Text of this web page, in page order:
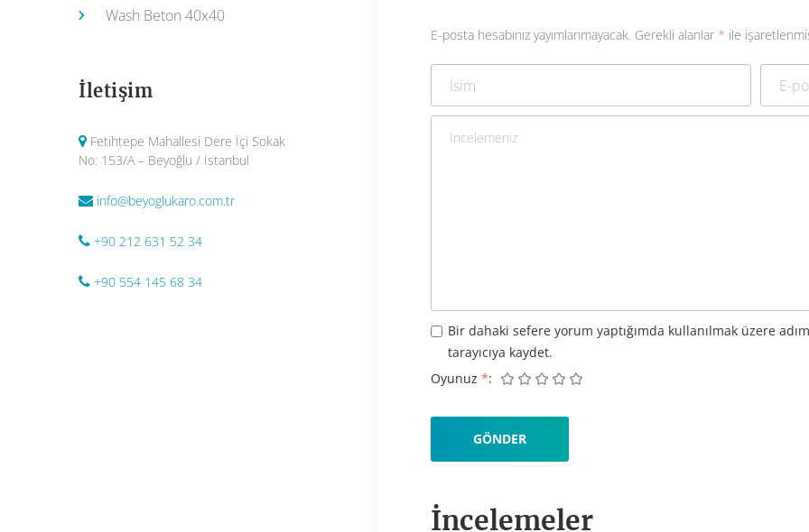
İncelemeler
E-posta hesabınız yayımlanmayacak. Gerekli alanlar * ile
Oyunuz *
Bir dahaki sefere yorum yaptığımda kullanılmak üzere
tarayıcıya kaydet.
Wash Beton 40x40
İletişim
Fetihtepe Mahallesi Dere İçi Sokak
No: 153/A – Beyoğlu / İstanbul
info@beyoglukaro.com.tr
+90 212 631 52 34
+90 554 145 68 34